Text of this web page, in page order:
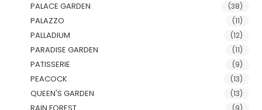
PALACE GARDEN (38)
PALAZZO (11)
PALLADIUM (12)
PARADISE GARDEN (11)
PATISSERIE (9)
PEACOCK (13)
QUEEN'S GARDEN (13)